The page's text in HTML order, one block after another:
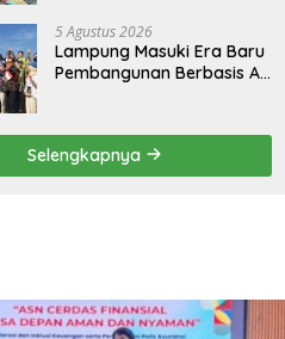
dan Serap Aspirasi
Masyarakat
5 Agustus 2026
Lampung Masuki Era Baru
Pembangunan Berbasis AI,
Mengorbit
Selengkapnya